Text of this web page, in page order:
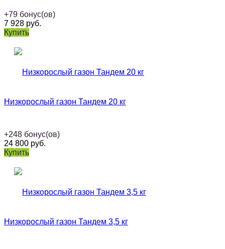
+79 бонус(ов)
7 928 руб.
Купить
Низкорослый газон Тандем 20 кг
+248 бонус(ов)
24 800 руб.
Купить
Низкорослый газон Тандем 3,5 кг